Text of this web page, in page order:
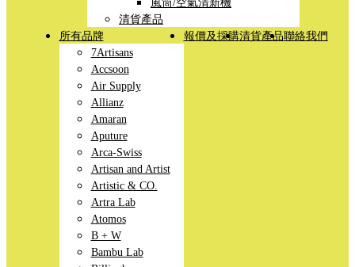
風筒/空氣清新機
清貨產品
所有品牌
7Artisans
Accsoon
Air Supply
Allianz
Amaran
Aputure
Arca-Swiss
Artisan and Artist
Artistic & CO.
Artra Lab
Atomos
B + W
Bambu Lab
報價及採購清貨產品聯絡我們